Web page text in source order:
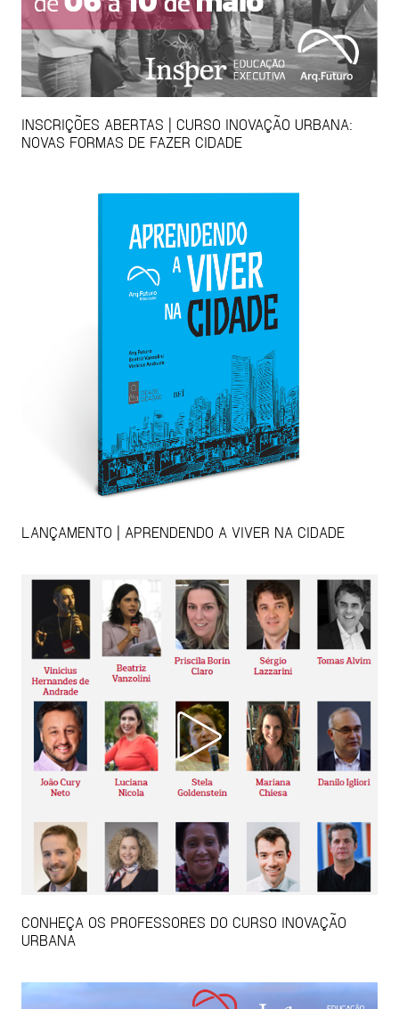
INSCRIÇÕES ABERTAS | CURSO INOVAÇÃO URBANA:
NOVAS FORMAS DE FAZER CIDADE
LANÇAMENTO | APRENDENDO A VIVER NA CIDADE
CONHEÇA OS PROFESSORES DO CURSO INOVAÇÃO
URBANA